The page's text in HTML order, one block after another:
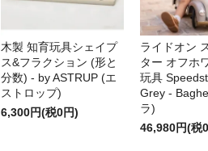
木製 知育玩具シェイプ
ス&フラクション (形と
分数) - by ASTRUP (エ
ストロップ)
6,300円(税0円)
ライドオン
ター オフホ
玩具
Grey -
ラ)
46,980円(税